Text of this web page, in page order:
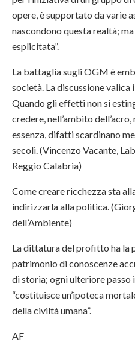
opere, è supportato da varie
nascondono questa realtà;
esplicitata”.
La battaglia sugli OGM è
società. La discussione
Quando gli effetti non si
credere, nell’ambito
essenza, difatti scardinano
secoli. (Vincenzo Vacante,
Reggio Calabria)
Come creare ricchezza sta
indirizzarla alla politica.
dell’Ambiente)
La dittatura del profitto ha la
patrimonio di conoscenze
di storia; ogni ulteriore passo
“costituisce un’ipoteca
della civiltà umana”.
AF